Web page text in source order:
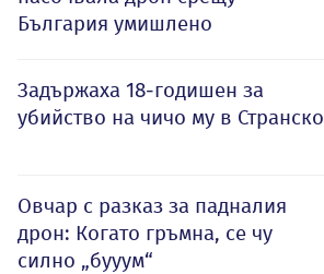
България умишлено
Задържаха 18-годишен за
убийство на чичо му в Странско
Овчар с разказ за падналия
дрон: Когато гръмна, се чу
силно „бууум“